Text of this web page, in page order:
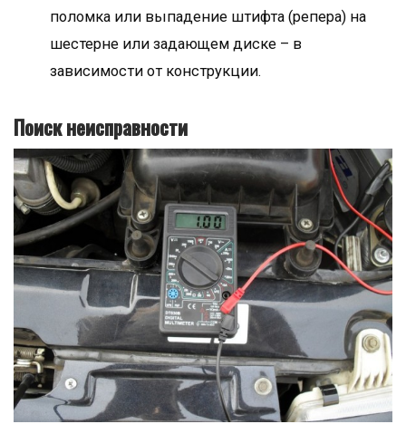
поломка или выпадение штифта (репера) на
шестерне или задающем диске – в
зависимости от конструкции.
Поиск неисправности